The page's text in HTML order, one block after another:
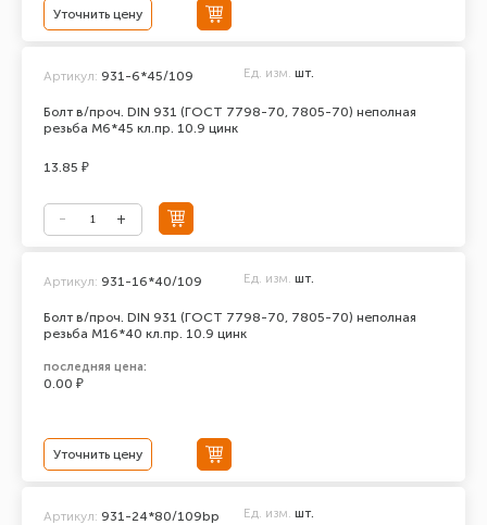
Уточнить цену
Болт в/проч. DIN 931 (ГОСТ 7798-70, 7805-70) неполная
резьба М6*45 кл.пр. 10.9 цинк
Артикул: 931-6*45/109 Ед. изм. шт.
13.85 ₽
Болт в/проч. DIN 931 (ГОСТ 7798-70, 7805-70) неполная
резьба М16*40 кл.пр. 10.9 цинк
Артикул: 931-16*40/109 Ед. изм. шт.
последняя цена:
0.00 ₽
Уточнить цену
Артикул: 931-24*80/109bp Ед. изм. шт.